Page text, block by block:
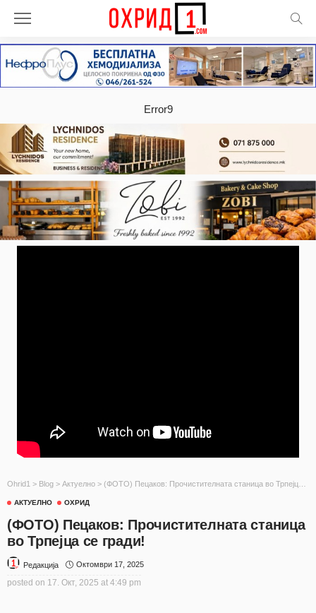
Error9
Ohrid1 > Blog > Актуелно > (ФОТО) Пецаков: Прочистителната станица во Трпејца се гради!
АКТУЕЛНО ОХРИД
(ФОТО) Пецаков: Прочистителната станица
во Трпејца се гради!
Редакција Октомври 17, 2025
posted on 17. Окт, 2025 at 4:49 pm